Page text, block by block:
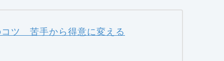
コツ 苦手から得意に変える